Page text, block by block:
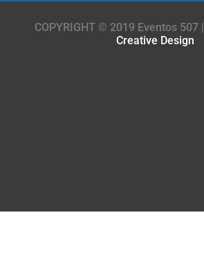
COPYRIGHT © 2019 Eventos 507
Creative Design